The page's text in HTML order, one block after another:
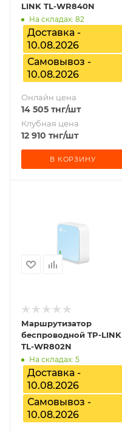
LINK TL-WR840N
На складах: 82
Доставка -
10.08.2026
Самовывоз -
10.08.2026
Онлайн цена
14 505 тнг/шт
Клубная цена
12 910 тнг/шт
В КОРЗИНУ
Маршрутизатор
беспроводной TP-LINK
TL-WR802N
На складах: 5
Доставка -
10.08.2026
Самовывоз -
10.08.2026